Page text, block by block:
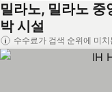
밀라노, 밀라노
박 시설
수수료가 검색 순위에 미